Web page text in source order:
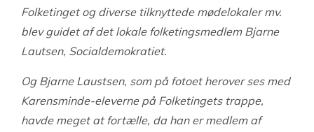
Folketinget og diverse tilknyttede mødelokaler mv.
blev guidet af det lokale folketingsmedlem Bjarne
Lautsen, Socialdemokratiet.
Og Bjarne Laustsen, som på fotoet herover ses med
Karensminde-eleverne på Folketingets trappe,
havde meget at fortælle, da han er medlem af